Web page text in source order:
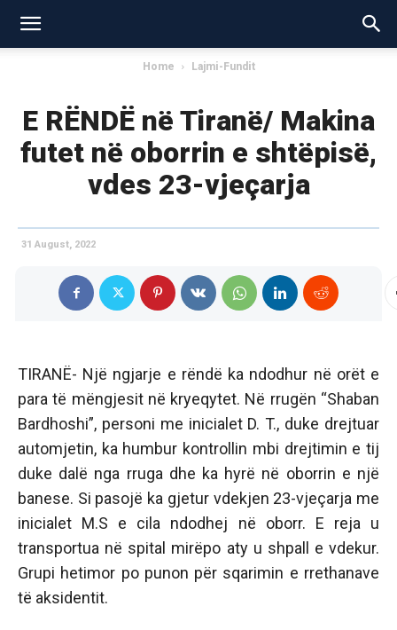
Home Lajmi-Fundit
E RËNDË në Tiranë/ Makina
futet në oborrin e shtëpisë,
vdes 23-vjeçarja
31 August, 2022
TIRANË- Një ngjarje e rëndë ka ndodhur në orët e
para të mëngjesit në kryeqytet. Në rrugën “Shaban
Bardhoshi”, personi me inicialet D. T., duke drejtuar
automjetin, ka humbur kontrollin mbi drejtimin e tij
duke dalë nga rruga dhe ka hyrë në oborrin e një
banese. Si pasojë ka gjetur vdekjen 23-vjeçarja me
inicialet M.S e cila ndodhej në oborr. E reja u
transportua në spital mirëpo aty u shpall e vdekur.
Grupi hetimor po punon për sqarimin e rrethanave
të aksidentit.